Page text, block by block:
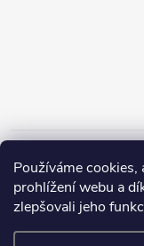
Používáme
prohlížení webu a
zlepšovali jeho